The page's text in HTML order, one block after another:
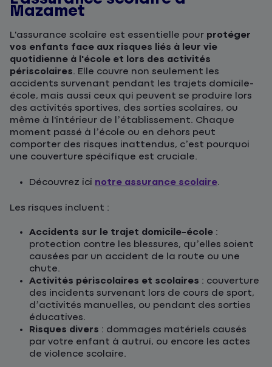
Mazamet
L'assurance scolaire est essentielle pour protéger
vos enfants face aux risques liés à leur vie
quotidienne à l'école et lors des activités
périscolaires. Elle couvre non seulement les
accidents survenant pendant les trajets domicile-
école, mais aussi ceux qui peuvent se produire lors
des activités sportives, des sorties scolaires, ou
même à l'intérieur de l’établissement. Chaque
moment passé à l’école ou en dehors peut
comporter des risques inattendus, c’est pourquoi
une couverture spécifique est cruciale.
Découvrez ici notre assurance scolaire.
Les risques incluent :
Accidents sur le trajet domicile-école :
protection contre les blessures, qu’elles soient
causées par un accident de la route ou une
chute.
Activités périscolaires et scolaires : couverture
des incidents survenant lors de cours de sport,
d’activités manuelles, ou pendant des sorties
éducatives.
Risques divers : dommages matériels causés
par votre enfant à autrui, ou encore les actes
de violence scolaire.